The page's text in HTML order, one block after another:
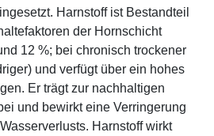
Harnstoff ist Bestandteil
der Hornschicht
12 %; bei chronisch trockener
und verfügt über ein hohes
Er trägt zur nachhaltigen
und bewirkt eine Verringerung
Harnstoff wirkt